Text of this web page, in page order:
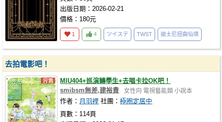
出版日期：2026-02-21
價格：180元
1 4 ツイステ TWST 迪士尼扭曲仙境
去拍電影吧！
MIU404+巡演轉學生+去唱卡拉OK吧！
smibsm無差,建裕貴
女性向 電視藝能類 小說本
作者： 月羽裡 社團：極圈定居中
頁數：114頁